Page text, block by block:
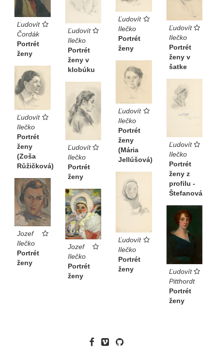
Ľudovít
Čordák
Portrét
ženy
Ľudovít
Ilečko
Portrét
ženy v
klobúku
Ľudovít
Ilečko
Portrét
ženy
Ľudovít
Ilečko
Portrét
ženy v
šatke
Ľudovít
Ilečko
Portrét
ženy
(Mária
Jellúšová)
Ľudovít
Ilečko
Portrét
ženy
(Zoša
Růžičková)
Ľudovít
Ilečko
Portrét
ženy z
profilu -
Štefanová
Ľudovít
Ilečko
Portrét
ženy
Ľudovít
Ilečko
Portrét
ženy
Jozef
Ilečko
Portrét
ženy
Jozef
Ilečko
Portrét
ženy
Ľudovít
Pitthordt
Portrét
ženy